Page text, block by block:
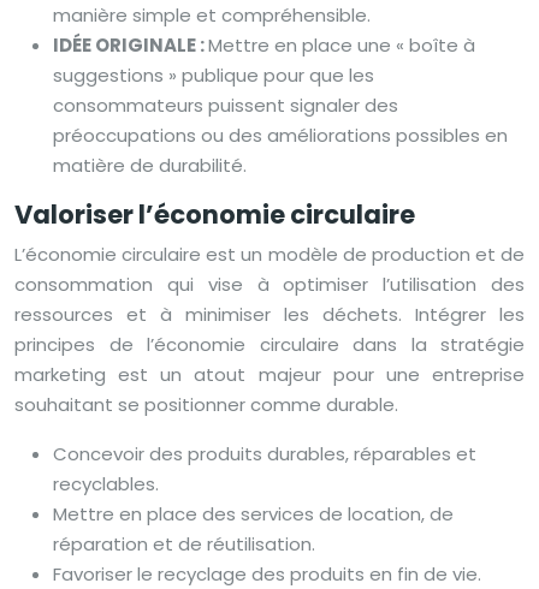
manière simple et compréhensible.
IDÉE ORIGINALE :Mettre en place une « boîte à
suggestions » publique pour que les
consommateurs puissent signaler des
préoccupations ou des améliorations possibles en
matière de durabilité.
Valoriser l’économie circulaire
L’économie circulaire est un modèle de production et de
consommation qui vise à optimiser l’utilisation des
ressources et à minimiser les déchets. Intégrer les
principes de l’économie circulaire dans la stratégie
marketing est un atout majeur pour une entreprise
souhaitant se positionner comme durable.
Concevoir des produits durables, réparables et
recyclables.
Mettre en place des services de location, de
réparation et de réutilisation.
Favoriser le recyclage des produits en fin de vie.